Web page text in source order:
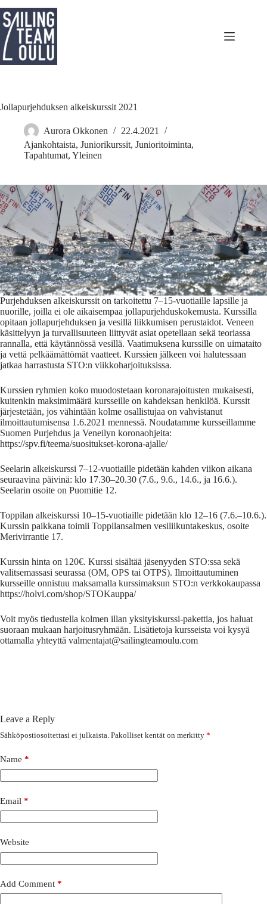
to
content
Jollapurjehduksen alkeiskurssit 2021
Aurora Okkonen
22.4.2021
Ajankohtaista, Juniorikurssit, Junioritoiminta,
Tapahtumat, Yleinen
Purjehduksen alkeiskurssit on tarkoitettu 7–15-vuotiaille lapsille ja
nuorille, joilla ei ole aikaisempaa jollapurjehduskokemusta. Kurssilla
opitaan jollapurjehduksen ja vesillä liikkumisen perustaidot. Veneen
käsittelyyn ja turvallisuuteen liittyvät asiat opetellaan sekä teoriassa
rannalla, että käytännössä vesillä. Vaatimuksena kurssille on uimataito
ja vettä pelkäämättömät vaatteet. Kurssien jälkeen voi halutessaan
jatkaa harrastusta STO:n viikkoharjoituksissa.
Kurssien ryhmien koko muodostetaan koronarajoitusten mukaisesti,
kuitenkin maksimimäärä kursseille on kahdeksan henkilöä. Kurssit
järjestetään, jos vähintään kolme osallistujaa on vahvistanut
ilmoittautumisensa 1.6.2021 mennessä. Noudatamme kursseillamme
Suomen Purjehdus ja Veneilyn koronaohjeita:
https://spv.fi/teema/suositukset-korona-ajalle/
Seelarin alkeiskurssi 7–12-vuotiaille pidetään kahden viikon aikana
seuraavina päivinä: klo 17.30–20.30 (7.6., 9.6., 14.6., ja 16.6.).
Seelarin osoite on Puomitie 12.
Toppilan alkeiskurssi 10–15-vuotiaille pidetään klo 12–16 (7.6.–10.6.).
Kurssin paikkana toimii Toppilansalmen vesiliikuntakeskus, osoite
Merivirrantie 17.
Kurssin hinta on 120€. Kurssi sisältää jäsenyyden STO:ssa sekä
valitsemassasi seurassa (OM, OPS tai OTPS). Ilmoittautuminen
kursseille onnistuu maksamalla kurssimaksun STO:n verkkokaupassa
https://holvi.com/shop/STOKauppa/
Voit myös tiedustella kolmen illan yksityiskurssi-pakettia, jos haluat
suoraan mukaan harjoitusryhmään. Lisätietoja kursseista voi kysyä
ottamalla yhteyttä valmentajat@sailingteamoulu.com
Leave a Reply
Sähköpostiosoitettasi ei julkaista. Pakolliset kentät on merkitty *
Name *
Email *
Website
Add Comment *